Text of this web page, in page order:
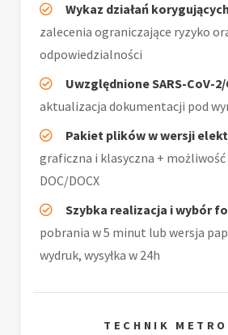
Wykaz działań korygujących
zalecenia ograniczające ryzyko
odpowiedzialności
Uwzględnione SARS-CoV-2/
aktualizacja dokumentacji pod
Pakiet plików w wersji
graficzna i klasyczna + możliwość
DOC/DOCX
Szybka realizacja i wybór
pobrania w 5 minut lub wersja
wydruk, wysyłka w 24h
TECHNIK